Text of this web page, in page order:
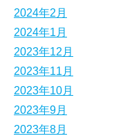
2024年2月
2024年1月
2023年12月
2023年11月
2023年10月
2023年9月
2023年8月